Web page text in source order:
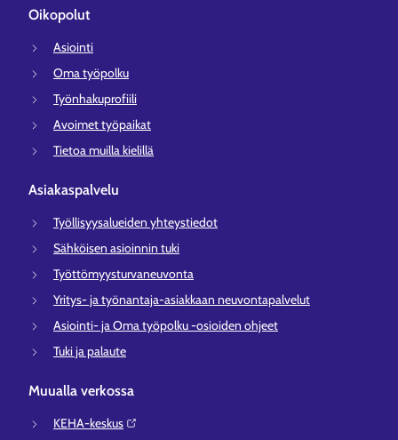
Oikopolut
Asiointi
Oma työpolku
Työnhakuprofiili
Avoimet työpaikat
Tietoa muilla kielillä
Asiakaspalvelu
Työllisyysalueiden yhteystiedot
Sähköisen asioinnin tuki
Työttömyysturvaneuvonta
Yritys- ja työnantaja-asiakkaan neuvontapalvelut
Asiointi- ja Oma työpolku -osioiden ohjeet
Tuki ja palaute
Muualla verkossa
KEHA-keskus⁠